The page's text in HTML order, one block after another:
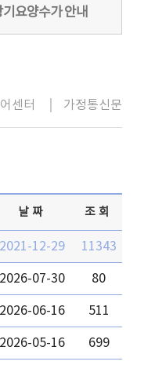
기요양수가 안내
센터 가정통신문
날짜 조회
2021-12-29 11343
2026-07-30 80
2026-06-16 511
2026-05-16 699